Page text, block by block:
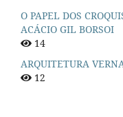
O PAPEL DOS
ACÁCIO GIL BORSOI
14
ARQUITETURA
12